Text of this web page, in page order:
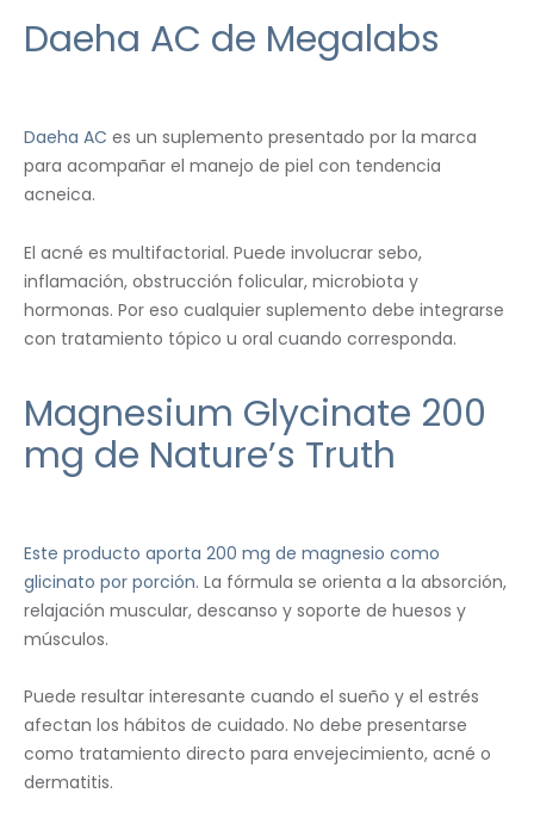
Daeha AC de Megalabs
Daeha AC es un suplemento presentado por la marca
para acompañar el manejo de piel con tendencia
acneica.
El acné es multifactorial. Puede involucrar sebo,
inflamación, obstrucción folicular, microbiota y
hormonas. Por eso cualquier suplemento debe integrarse
con tratamiento tópico u oral cuando corresponda.
Magnesium Glycinate 200
mg de Nature’s Truth
Este producto aporta 200 mg de magnesio como
glicinato por porción. La fórmula se orienta a la absorción,
relajación muscular, descanso y soporte de huesos y
músculos.
Puede resultar interesante cuando el sueño y el estrés
afectan los hábitos de cuidado. No debe presentarse
como tratamiento directo para envejecimiento, acné o
dermatitis.